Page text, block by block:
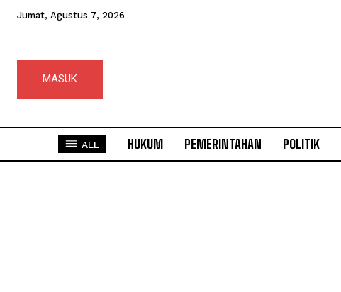
Jumat, Agustus 7, 2026
MASUK
ALL HUKUM PEMERINTAHAN POLITIK